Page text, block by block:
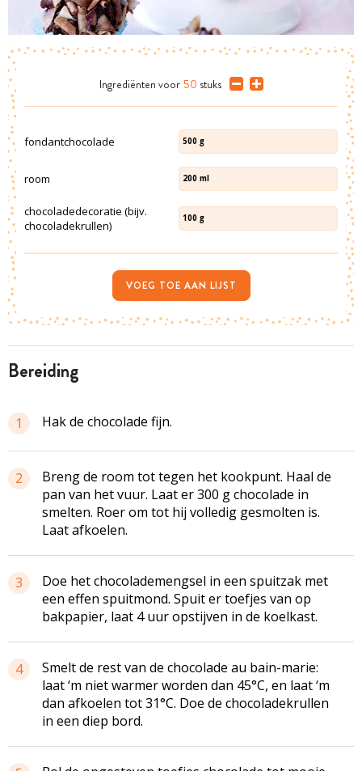
bereiding
1 Hak de chocolade fijn.
2
Breng de room tot tegen het kookpunt. Haal de
pan van het vuur. Laat er 300 g chocolade in
smelten. Roer om tot hij volledig gesmolten is.
Laat afkoelen.
3
Doe het chocolademengsel in een spuitzak met
een effen spuitmond. Spuit er toefjes van op
bakpapier, laat 4 uur opstijven in de koelkast.
4
Smelt de rest van de chocolade au bain-marie:
laat ‘m niet warmer worden dan 45°C, en laat ‘m
dan afkoelen tot 31°C. Doe de chocoladekrullen
in een diep bord.
Ingrediënten voor 50 stuks
fondantchocolade 500 g
room 200 ml
chocoladedecoratie (bijv.
chocoladekrullen)
100 g
VOEG TOE AAN LIJST